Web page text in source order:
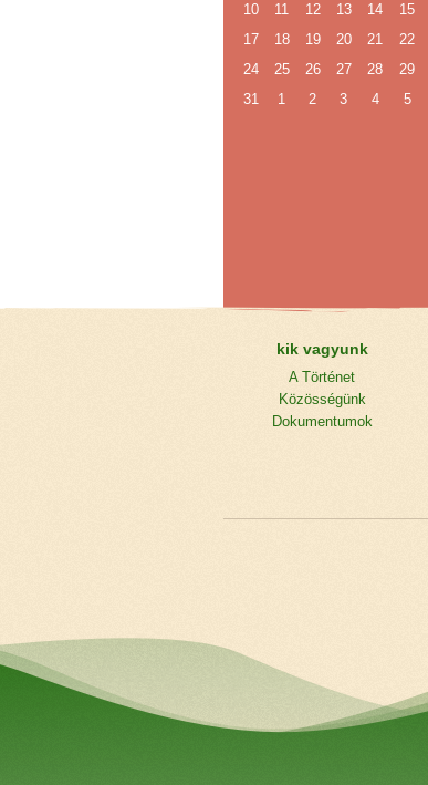
10
11 12 13 14 15
17
18 19 20 21 22
24
25 26 27 28 29
31
1 2 3 4 5
kik vagyunk
A Történet
Közösségünk
Dokumentumok